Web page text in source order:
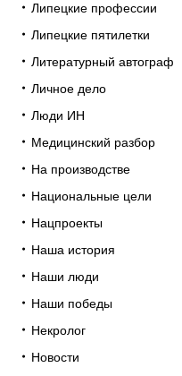
Липецкие профессии
Липецкие пятилетки
Литературный автограф
Личное дело
Люди ИН
Медицинский разбор
На производстве
Национальные цели
Нацпроекты
Наша история
Наши люди
Наши победы
Некролог
Новости